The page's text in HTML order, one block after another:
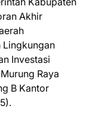
Akhir
Lingkungan
Investasi
Raya
B Kantor